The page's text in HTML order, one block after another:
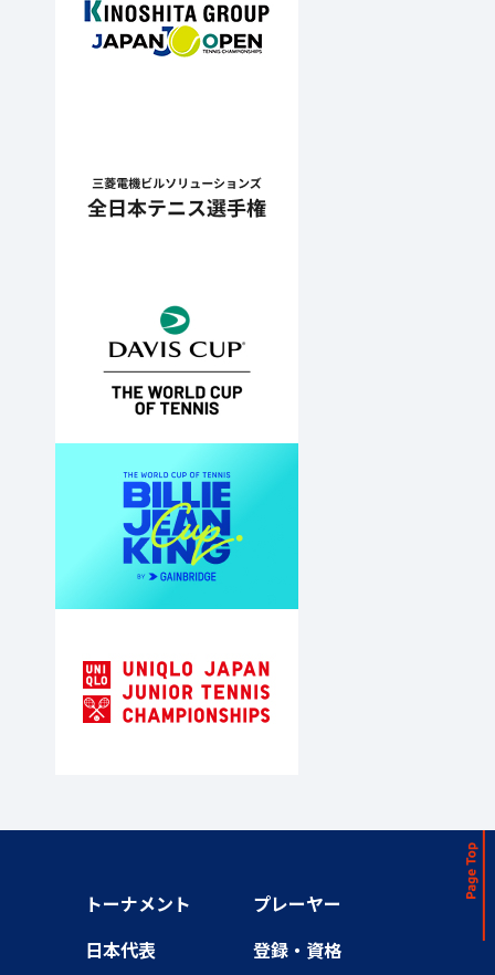
トーナメント
プレーヤー
日本代表
登録・資格